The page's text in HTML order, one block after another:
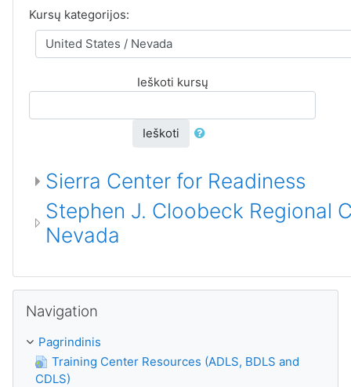
Kursų kategorijos:
Ieškoti kursų
Ieškoti
Sierra Center for Readiness
Stephen J. Cloobeck Regional
Nevada
Navigation
Pagrindinis
Training Center Resources (ADLS, BDLS and
CDLS)